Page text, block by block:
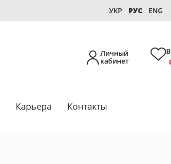
УКР РУС ENG
Личный
кабинет
Карьера Контакты